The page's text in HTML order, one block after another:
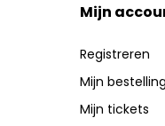
Mijn
Registreren
Mijn
Mijn tickets